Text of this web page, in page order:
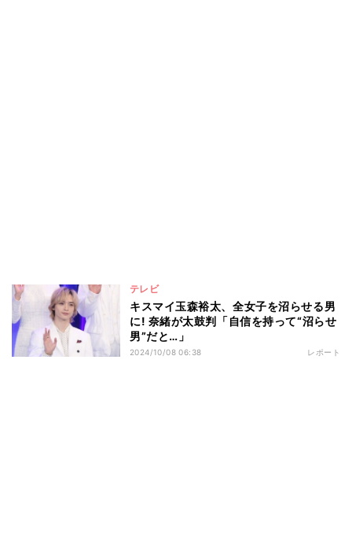
テレビ
キスマイ玉森裕太、全女子を沼らせる男
に! 奈緒が太鼓判「自信を持って“沼らせ
男”だと…」
2024/10/08 06:38 レポート